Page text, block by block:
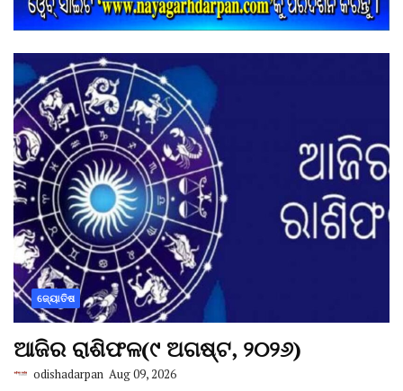
ଜ୍ୟୋତିଷ
ଆଜିର ରାଶିଫଳ(୯ ଅଗଷ୍ଟ, ୨୦୨୬)
odishadarpan Aug 09, 2026